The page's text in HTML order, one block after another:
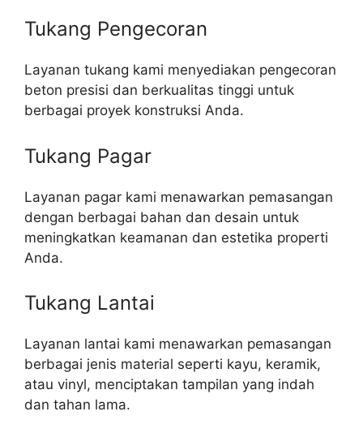
Tukang Pengecoran
Layanan tukang kami menyediakan pengecoran
beton presisi dan berkualitas tinggi untuk
berbagai proyek konstruksi Anda.
Tukang Pagar
Layanan pagar kami menawarkan pemasangan
dengan berbagai bahan dan desain untuk
meningkatkan keamanan dan estetika properti
Anda.
Tukang Lantai
Layanan lantai kami menawarkan pemasangan
berbagai jenis material seperti kayu, keramik,
atau vinyl, menciptakan tampilan yang indah
dan tahan lama.